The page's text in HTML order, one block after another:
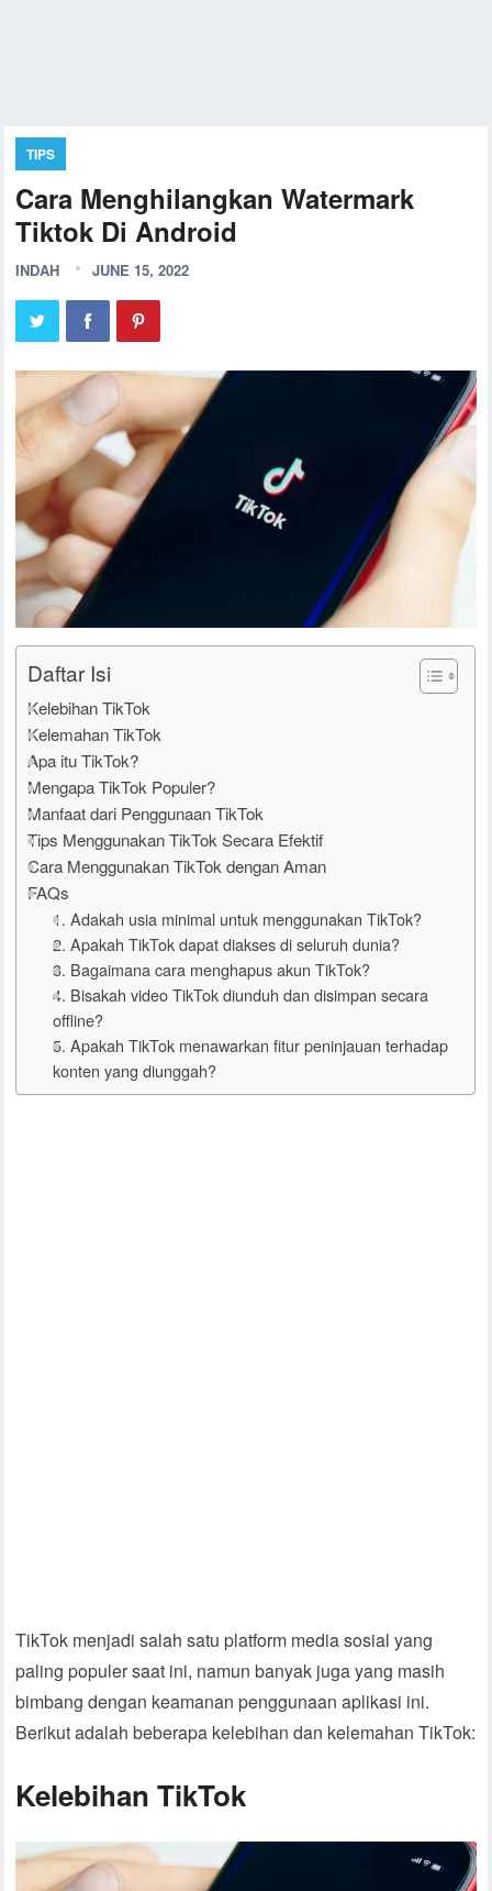
TIPS
Cara Menghilangkan Watermark
Tiktok Di Android
INDAH JUNE 15, 2022
Daftar Isi
Kelebihan TikTok
Kelemahan TikTok
Apa itu TikTok?
Mengapa TikTok Populer?
Manfaat dari Penggunaan TikTok
Tips Menggunakan TikTok Secara Efektif
Cara Menggunakan TikTok dengan Aman
FAQs
1. Adakah usia minimal untuk menggunakan TikTok?
2. Apakah TikTok dapat diakses di seluruh dunia?
3. Bagaimana cara menghapus akun TikTok?
4. Bisakah video TikTok diunduh dan disimpan secara
offline?
5. Apakah TikTok menawarkan fitur peninjauan terhadap
konten yang diunggah?
TikTok menjadi salah satu platform media sosial yang
paling populer saat ini, namun banyak juga yang masih
bimbang dengan keamanan penggunaan aplikasi ini.
Berikut adalah beberapa kelebihan dan kelemahan TikTok:
Kelebihan TikTok